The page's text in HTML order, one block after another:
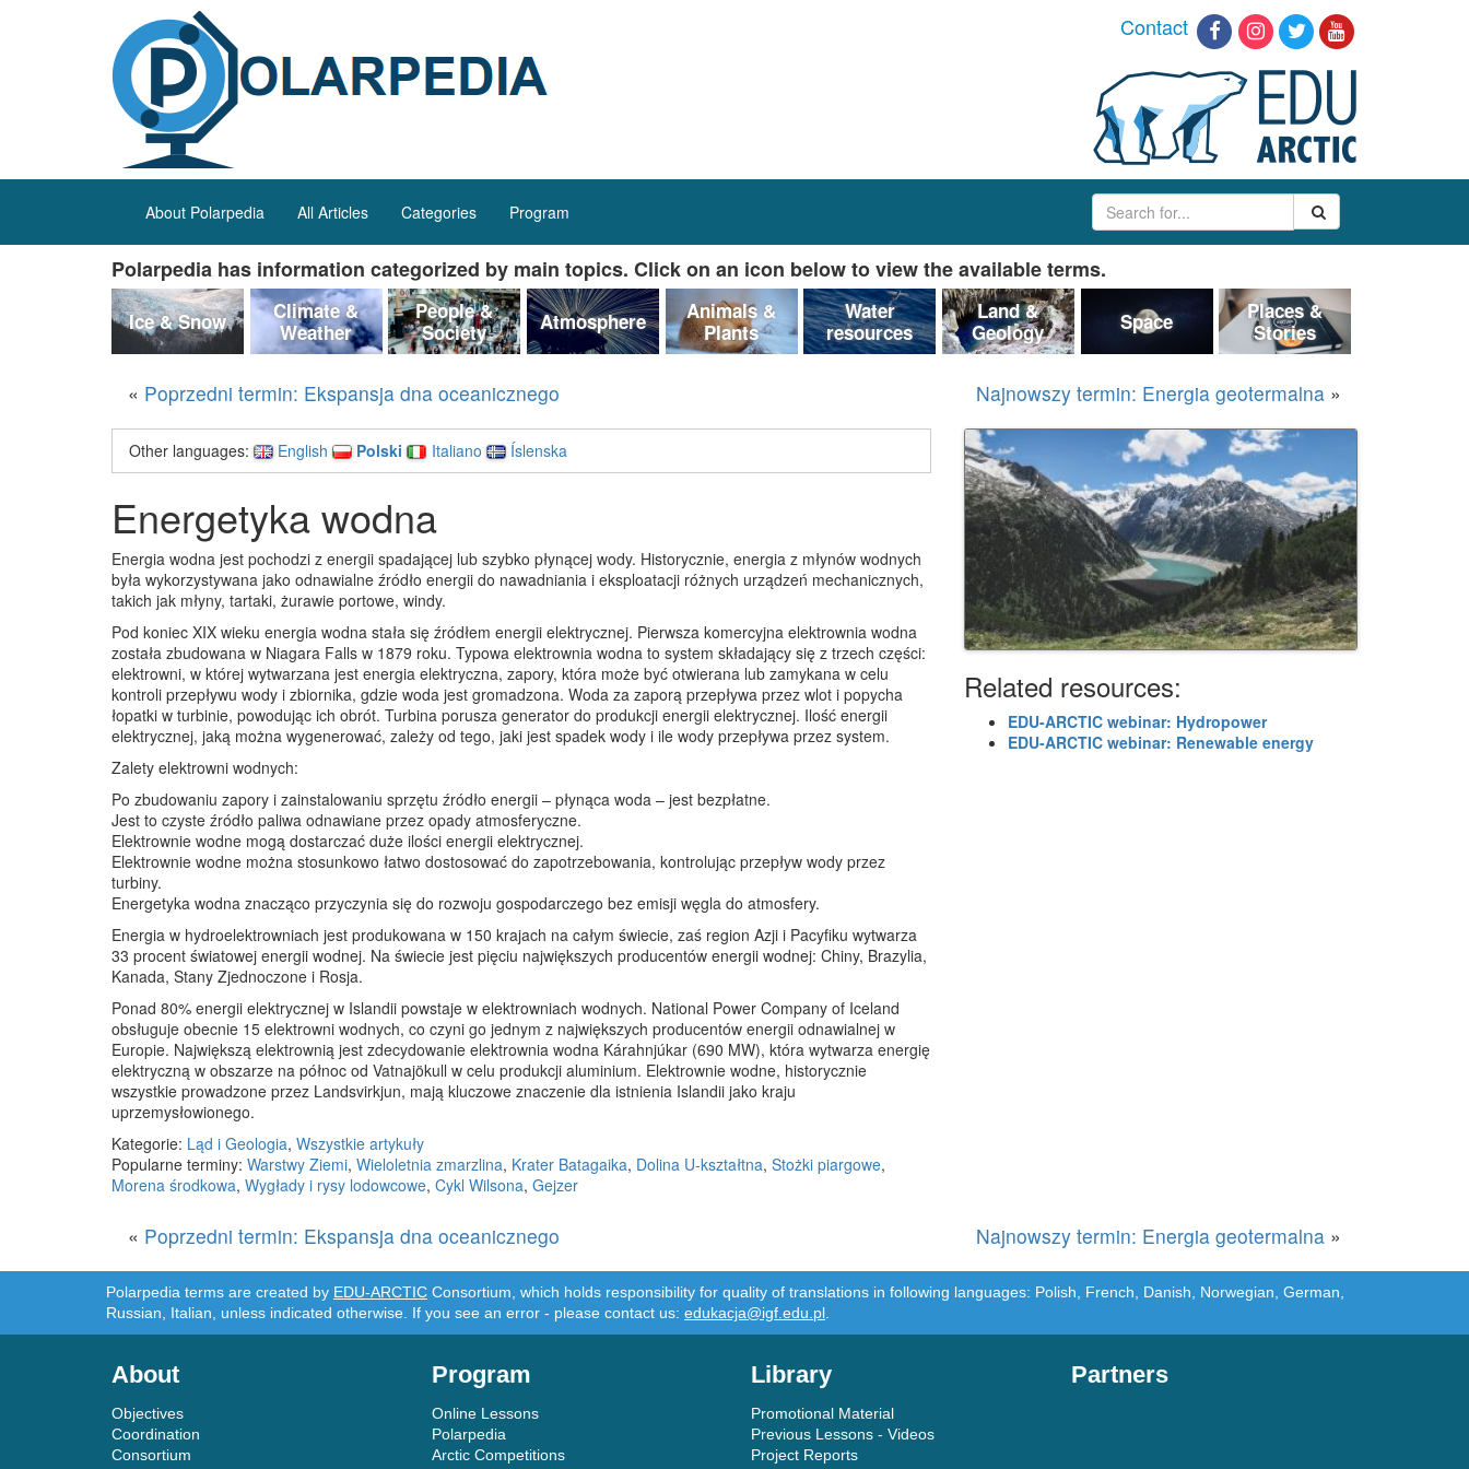
Contact
About Polarpedia All Articles Categories Program
Polarpedia has information categorized by main topics. Click on an icon below to view the available terms.
Ice & Snow
Climate &
Weather
People &
Society
Atmosphere
Animals &
Plants
Water
resources
Land &
Geology
Space
Places &
Stories
« Poprzedni termin: Ekspansja dna oceanicznego Najnowszy termin: Energia geotermalna »
Other languages: English Polski Italiano Íslenska
Energetyka wodna
Energia wodna jest pochodzi z energii spadającej lub szybko płynącej wody. Historycznie, energia z młynów wodnych
była wykorzystywana jako odnawialne źródło energii do nawadniania i eksploatacji różnych urządzeń mechanicznych,
takich jak młyny, tartaki, żurawie portowe, windy.
Pod koniec XIX wieku energia wodna stała się źródłem energii elektrycznej. Pierwsza komercyjna elektrownia wodna
została zbudowana w Niagara Falls w 1879 roku. Typowa elektrownia wodna to system składający się z trzech części:
elektrowni, w której wytwarzana jest energia elektryczna, zapory, która może być otwierana lub zamykana w celu
kontroli przepływu wody i zbiornika, gdzie woda jest gromadzona. Woda za zaporą przepływa przez wlot i popycha
łopatki w turbinie, powodując ich obrót. Turbina porusza generator do produkcji energii elektrycznej. Ilość energii
elektrycznej, jaką można wygenerować, zależy od tego, jaki jest spadek wody i ile wody przepływa przez system.
Zalety elektrowni wodnych:
Po zbudowaniu zapory i zainstalowaniu sprzętu źródło energii – płynąca woda – jest bezpłatne.
Jest to czyste źródło paliwa odnawiane przez opady atmosferyczne.
Elektrownie wodne mogą dostarczać duże ilości energii elektrycznej.
Elektrownie wodne można stosunkowo łatwo dostosować do zapotrzebowania, kontrolując przepływ wody przez
turbiny.
Energetyka wodna znacząco przyczynia się do rozwoju gospodarczego bez emisji węgla do atmosfery.
Energia w hydroelektrowniach jest produkowana w 150 krajach na całym świecie, zaś region Azji i Pacyfiku wytwarza
33 procent światowej energii wodnej. Na świecie jest pięciu największych producentów energii wodnej: Chiny, Brazylia,
Kanada, Stany Zjednoczone i Rosja.
Ponad 80% energii elektrycznej w Islandii powstaje w elektrowniach wodnych. National Power Company of Iceland
obsługuje obecnie 15 elektrowni wodnych, co czyni go jednym z największych producentów energii odnawialnej w
Europie. Największą elektrownią jest zdecydowanie elektrownia wodna Kárahnjúkar (690 MW), która wytwarza energię
elektryczną w obszarze na północ od Vatnajökull w celu produkcji aluminium. Elektrownie wodne, historycznie
wszystkie prowadzone przez Landsvirkjun, mają kluczowe znaczenie dla istnienia Islandii jako kraju
uprzemysłowionego.
Kategorie: Ląd i Geologia, Wszystkie artykuły
Popularne terminy: Warstwy Ziemi, Wieloletnia zmarzlina, Krater Batagaika, Dolina U-kształtna, Stożki piargowe,
Morena środkowa, Wygłady i rysy lodowcowe, Cykl Wilsona, Gejzer
Related resources:
EDU-ARCTIC webinar: Hydropower
EDU-ARCTIC webinar: Renewable energy
« Poprzedni termin: Ekspansja dna oceanicznego Najnowszy termin: Energia geotermalna »
Polarpedia terms are created by EDU-ARCTIC Consortium, which holds responsibility for quality of translations in following languages: Polish, French, Danish, Norwegian, German,
Russian, Italian, unless indicated otherwise. If you see an error - please contact us: edukacja@igf.edu.pl
About
Objectives
Coordination
Consortium
Program
Online Lessons
Polarpedia
Arctic Competitions
Library
Promotional Material
Previous Lessons - Videos
Project Reports
Partners